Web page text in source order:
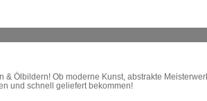
Ölbildern! Ob moderne Kunst, abstrakte
und schnell geliefert bekommen!